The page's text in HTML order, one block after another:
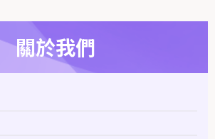
關於我們